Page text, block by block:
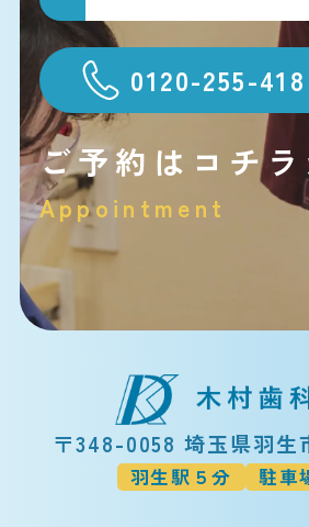
0120-255-418
ご予約はコチラ
Appointment
〒348-0058 埼玉県羽生
羽生駅５分 駐車